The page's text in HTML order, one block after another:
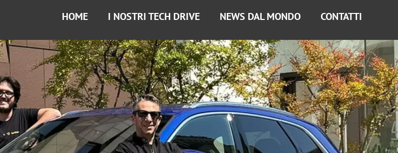
HOME I NOSTRI TECH DRIVE NEWS DAL MONDO CONTATTI